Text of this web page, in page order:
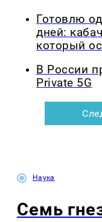
Готовлю
дней:
который
В России
Private 5G
Наука
Семь